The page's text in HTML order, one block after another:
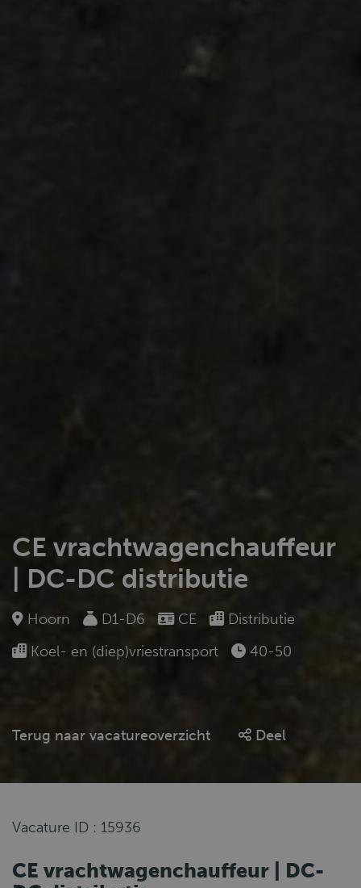
CE vrachtwagenchauffeur
| DC-DC distributie
Hoorn D1-D6 CE
Distributie
Koel- en (diep)vriestransport
40-50
Terug naar vacatureoverzicht Deel
Vacature ID : 15936
CE vrachtwagenchauffeur | DC-